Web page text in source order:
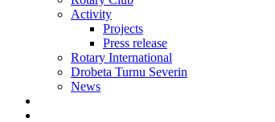
Activity
Projects
Press release
Rotary International
Drobeta Turnu Severin
News